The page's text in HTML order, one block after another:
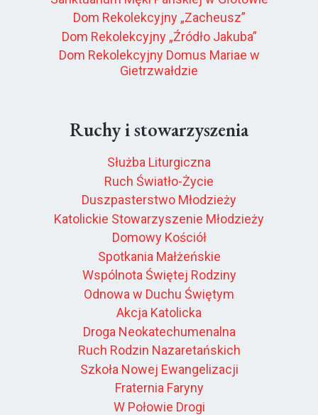
Dom Rekolekcyjny „Zacheusz”
Dom Rekolekcyjny „Źródło Jakuba”
Dom Rekolekcyjny Domus Mariae w
Gietrzwałdzie
Ruchy i stowarzyszenia
Służba Liturgiczna
Ruch Światło-Życie
Duszpasterstwo Młodzieży
Katolickie Stowarzyszenie Młodzieży
Domowy Kościół
Spotkania Małżeńskie
Wspólnota Świętej Rodziny
Odnowa w Duchu Świętym
Akcja Katolicka
Droga Neokatechumenalna
Ruch Rodzin Nazaretańskich
Szkoła Nowej Ewangelizacji
Fraternia Faryny
W Połowie Drogi